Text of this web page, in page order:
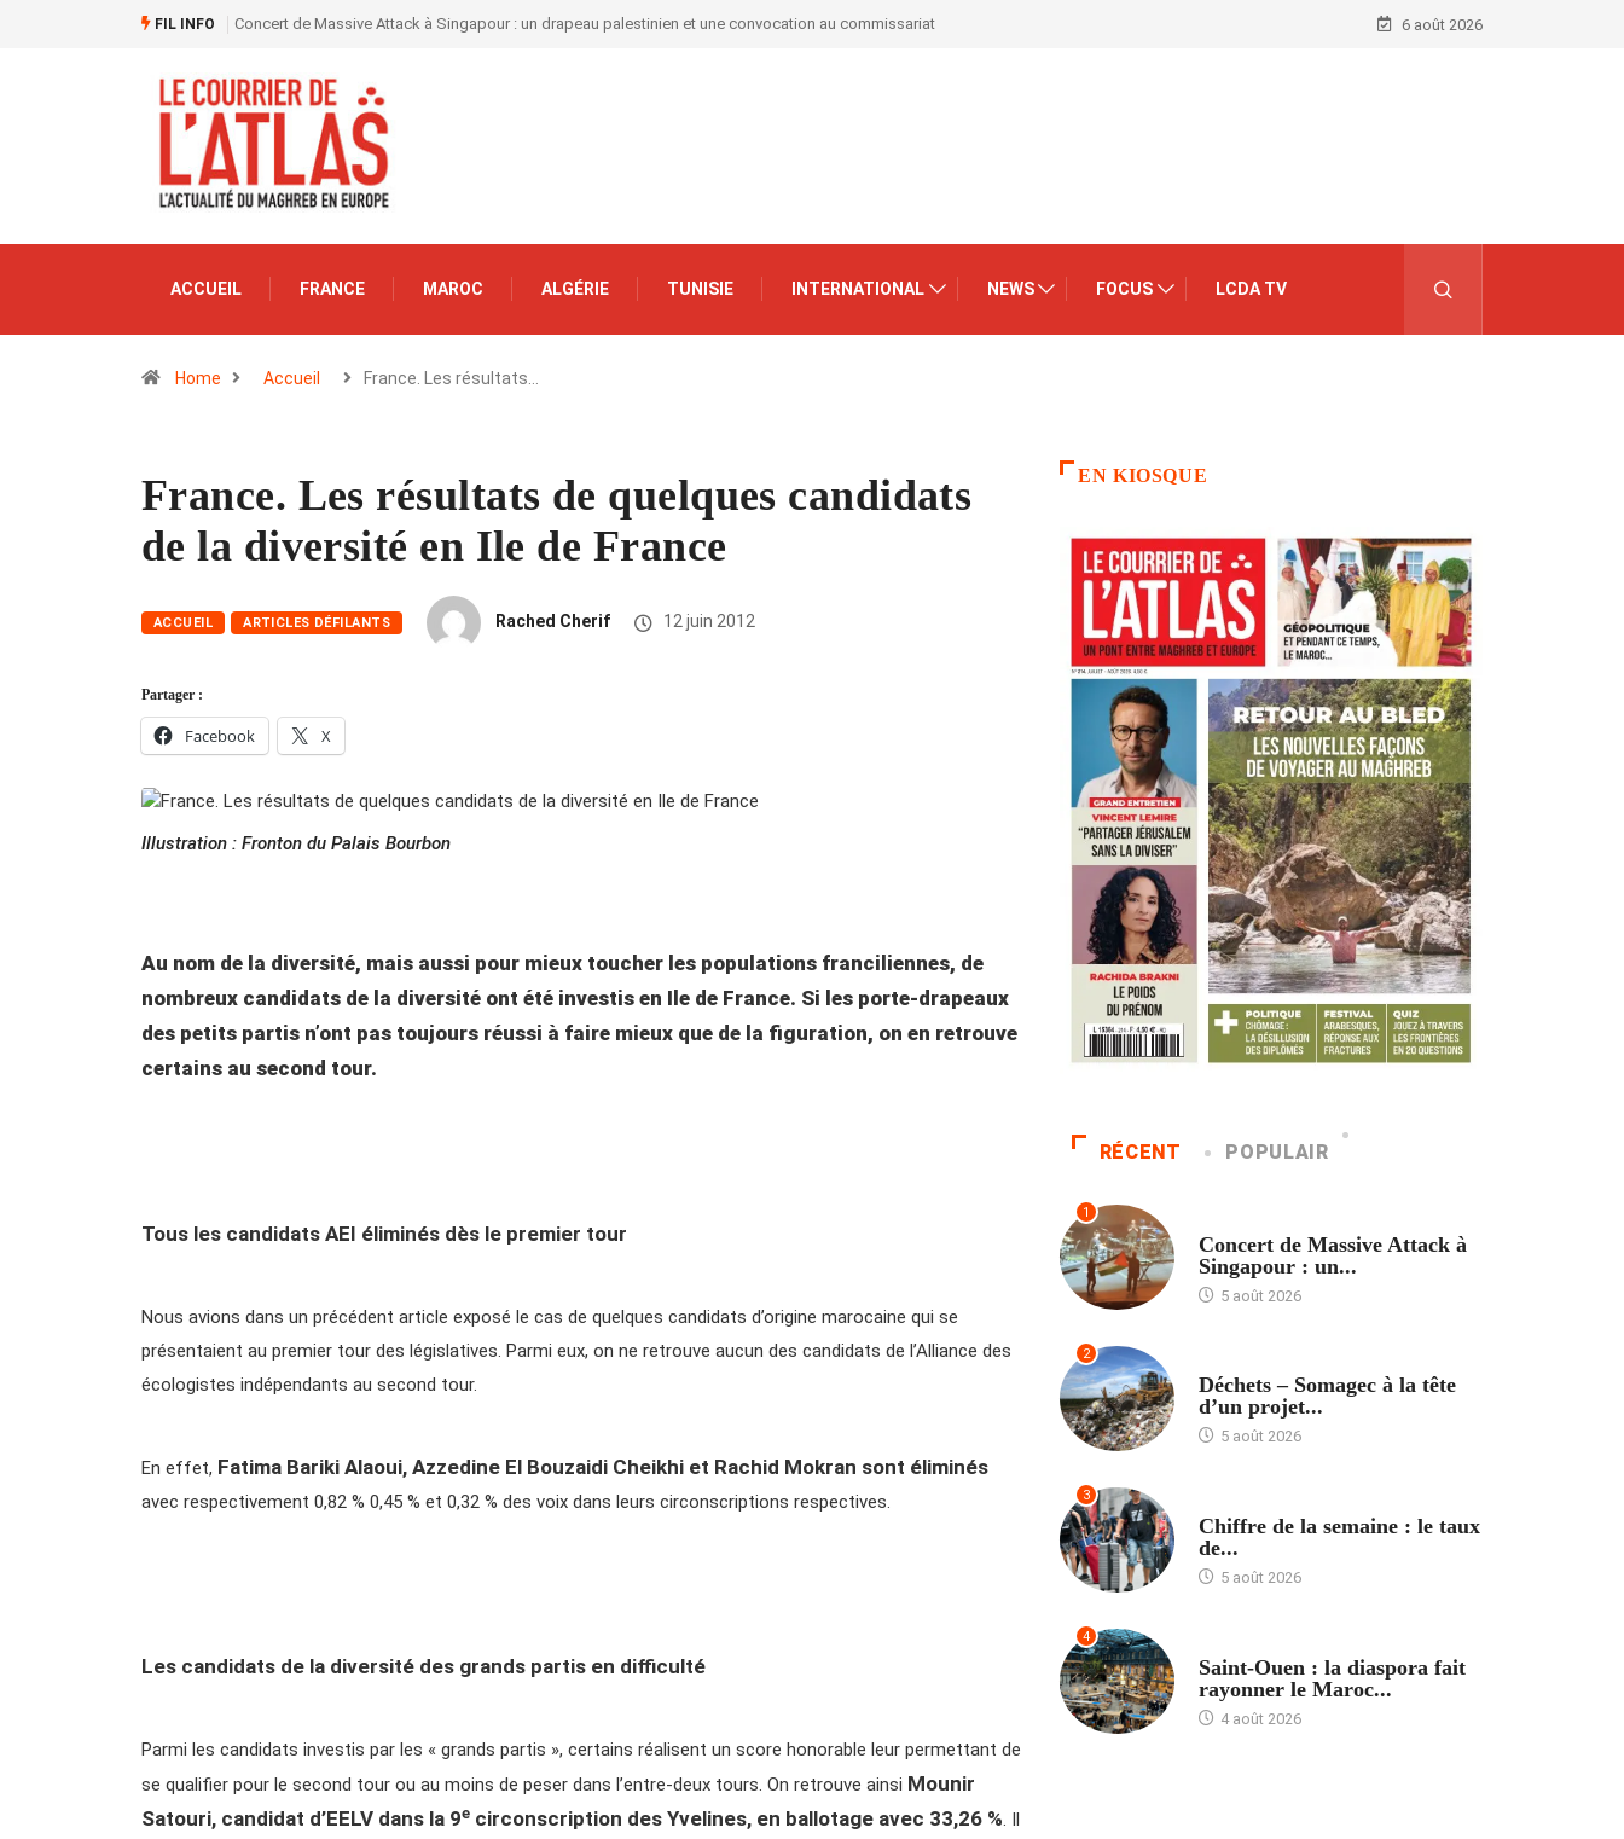
FIL INFO Concert de Massive Attack à Singapour : un drapeau palestinien et une convocation au commissariat 6 août 2026
ACCUEIL FRANCE MAROC ALGÉRIE TUNISIE INTERNATIONAL NEWS FOCUS LCDA TV
Home Accueil France. Les résultats…
France. Les résultats de quelques candidats
de la diversité en Ile de France
ACCUEIL ARTICLES DÉFILANTS Rached Cherif 12 juin 2012
Partager :
Facebook X
Illustration : Fronton du Palais Bourbon
Au nom de la diversité, mais aussi pour mieux toucher les populations franciliennes, de
nombreux candidats de la diversité ont été investis en Ile de France. Si les porte-drapeaux
des petits partis n’ont pas toujours réussi à faire mieux que de la figuration, on en retrouve
certains au second tour.
Tous les candidats AEI éliminés dès le premier tour
Nous avions dans un précédent article exposé le cas de quelques candidats d’origine marocaine qui se
présentaient au premier tour des législatives. Parmi eux, on ne retrouve aucun des candidats de l’Alliance des
écologistes indépendants au second tour.
En effet, Fatima Bariki Alaoui, Azzedine El Bouzaidi Cheikhi et Rachid Mokran sont éliminés
avec respectivement 0,82 % 0,45 % et 0,32 % des voix dans leurs circonscriptions respectives.
Les candidats de la diversité des grands partis en difficulté
Parmi les candidats investis par les « grands partis », certains réalisent un score honorable leur permettant de
se qualifier pour le second tour ou au moins de peser dans l’entre-deux tours. On retrouve ainsi Mounir
Satouri, candidat d’EELV dans la 9e circonscription des Yvelines, en ballotage avec 33,26 %. Il
EN KIOSQUE
RÉCENT POPULAIR
1
Concert de Massive Attack à
Singapour : un...
5 août 2026
2
Déchets – Somagec à la tête
d’un projet...
5 août 2026
3
Chiffre de la semaine : le taux
de...
5 août 2026
4
Saint-Ouen : la diaspora fait
rayonner le Maroc...
4 août 2026